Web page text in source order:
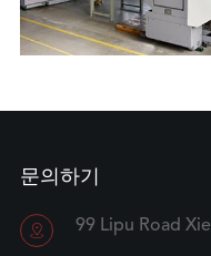
문의하기
 99 Lipu Road